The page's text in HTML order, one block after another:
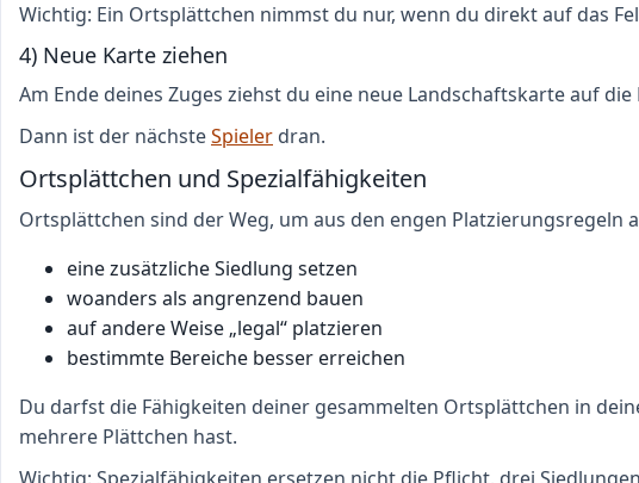
Wichtig: Ein Ortsplättchen nimmst du nur, wenn du direkt auf das
4) Neue Karte ziehen
Am Ende deines Zuges ziehst du eine neue Landschaftskarte auf die
Dann ist der nächsteSpieler dran.
Ortsplättchen und Spezialfähigkeiten
Ortsplättchen sind der Weg, um aus den engen Platzierungsregeln
eine zusätzliche Siedlung setzen
woanders als angrenzend bauen
auf andere Weise „legal“ platzieren
bestimmte Bereiche besser erreichen
Du darfst die Fähigkeiten deiner gesammelten Ortsplättchen in
mehrere Plättchen hast.